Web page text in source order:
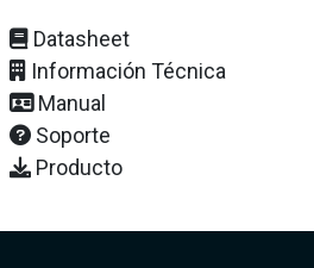
Datasheet
Información Técnica
Manual
Soporte
Producto